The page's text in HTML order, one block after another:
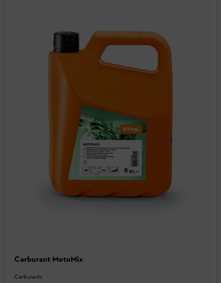
Carburant MotoMix
Carburants